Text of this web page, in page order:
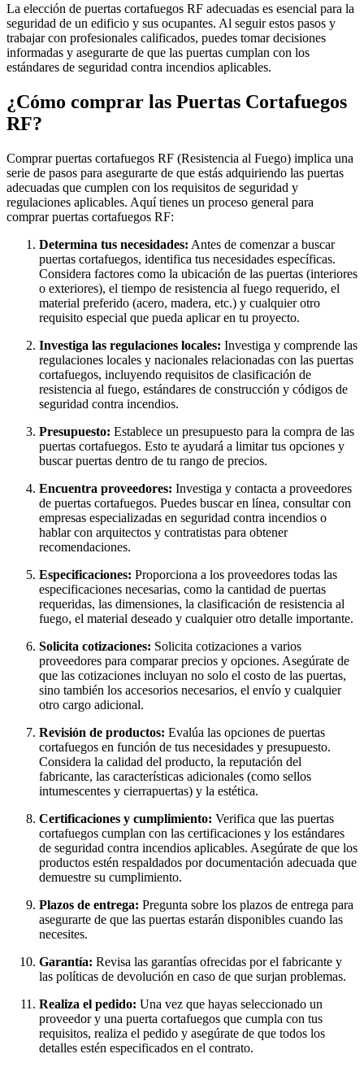
La elección de puertas cortafuegos RF adecuadas es esencial para la
seguridad de un edificio y sus ocupantes. Al seguir estos pasos y
trabajar con profesionales calificados, puedes tomar decisiones
informadas y asegurarte de que las puertas cumplan con los
estándares de seguridad contra incendios aplicables.
¿Cómo comprar las Puertas Cortafuegos
RF?
Comprar puertas cortafuegos RF (Resistencia al Fuego) implica una
serie de pasos para asegurarte de que estás adquiriendo las puertas
adecuadas que cumplen con los requisitos de seguridad y
regulaciones aplicables. Aquí tienes un proceso general para
comprar puertas cortafuegos RF:
Determina tus necesidades: Antes de comenzar a buscar
puertas cortafuegos, identifica tus necesidades específicas.
Considera factores como la ubicación de las puertas (interiores
o exteriores), el tiempo de resistencia al fuego requerido, el
material preferido (acero, madera, etc.) y cualquier otro
requisito especial que pueda aplicar en tu proyecto.
Investiga las regulaciones locales: Investiga y comprende las
regulaciones locales y nacionales relacionadas con las puertas
cortafuegos, incluyendo requisitos de clasificación de
resistencia al fuego, estándares de construcción y códigos de
seguridad contra incendios.
Presupuesto: Establece un presupuesto para la compra de las
puertas cortafuegos. Esto te ayudará a limitar tus opciones y
buscar puertas dentro de tu rango de precios.
Encuentra proveedores: Investiga y contacta a proveedores
de puertas cortafuegos. Puedes buscar en línea, consultar con
empresas especializadas en seguridad contra incendios o
hablar con arquitectos y contratistas para obtener
recomendaciones.
Especificaciones: Proporciona a los proveedores todas las
especificaciones necesarias, como la cantidad de puertas
requeridas, las dimensiones, la clasificación de resistencia al
fuego, el material deseado y cualquier otro detalle importante.
Solicita cotizaciones: Solicita cotizaciones a varios
proveedores para comparar precios y opciones. Asegúrate de
que las cotizaciones incluyan no solo el costo de las puertas,
sino también los accesorios necesarios, el envío y cualquier
otro cargo adicional.
Revisión de productos: Evalúa las opciones de puertas
cortafuegos en función de tus necesidades y presupuesto.
Considera la calidad del producto, la reputación del
fabricante, las características adicionales (como sellos
intumescentes y cierrapuertas) y la estética.
Certificaciones y cumplimiento: Verifica que las puertas
cortafuegos cumplan con las certificaciones y los estándares
de seguridad contra incendios aplicables. Asegúrate de que los
productos estén respaldados por documentación adecuada que
demuestre su cumplimiento.
Plazos de entrega: Pregunta sobre los plazos de entrega para
asegurarte de que las puertas estarán disponibles cuando las
necesites.
Garantía: Revisa las garantías ofrecidas por el fabricante y
las políticas de devolución en caso de que surjan problemas.
Realiza el pedido: Una vez que hayas seleccionado un
proveedor y una puerta cortafuegos que cumpla con tus
requisitos, realiza el pedido y asegúrate de que todos los
detalles estén especificados en el contrato.